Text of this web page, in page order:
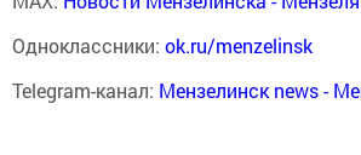
Одноклассники: ok.ru/menzelinsk
Telegram-канал: Мензелинск news -